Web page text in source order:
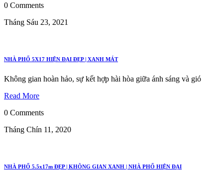
0 Comments
Tháng Sáu 23, 2021
NHÀ PHỐ 5X17 HIỆN ĐẠI ĐẸP | XANH MÁT
Không gian hoàn hảo, sự kết hợp hài hòa giữa ánh sáng và gió
Read More
0 Comments
Tháng Chín 11, 2020
NHÀ PHỐ 5.5x17m ĐẸP | KHÔNG GIAN XANH | NHÀ PHỐ HIỆN ĐẠI